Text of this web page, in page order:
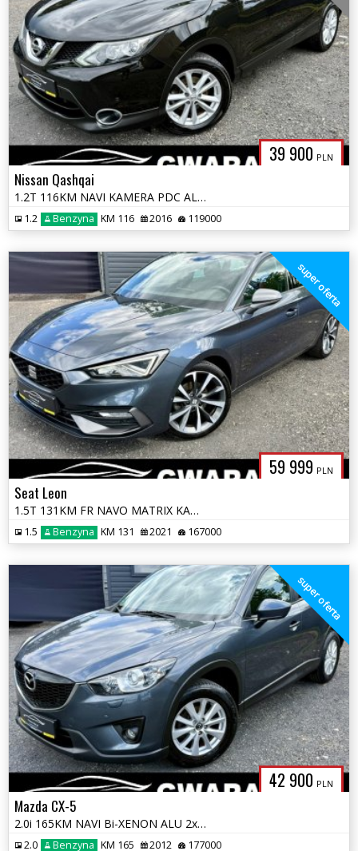
39 900 PLN
Nissan Qashqai
1.2T 116KM NAVI KAMERA PDC ALU Grz.FOTELE LED KLIMATRONIK 2xKOŁA OPŁAT
1.2 Benzyna KM 116 2016 119000
59 999 PLN
super oferta
Seat Leon
1.5T 131KM FR NAVO MATRIX KAMERA VIRTUAL SKÓRY ALU 2xPDC KeyFree Opłat
1.5 Benzyna KM 131 2021 167000
42 900 PLN
super oferta
Mazda CX-5
2.0i 165KM NAVI Bi-XENON ALU 2xPDC Grz.Fotele LineAssist KeyFree Opłat
2.0 Benzyna KM 165 2012 177000